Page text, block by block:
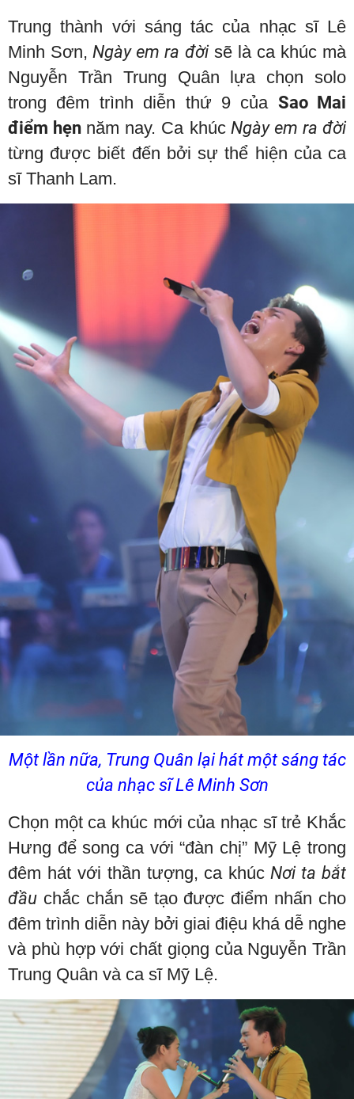
Trung thành với sáng tác của nhạc sĩ Lê
Minh Sơn, Ngày em ra đờisẽ là ca khúc mà
Nguyễn Trần Trung Quân lựa chọn solo
trong đêm trình diễn thứ 9 của Sao Mai
điểm hẹn năm nay. Ca khúcNgày em ra đời
từng được biết đến bởi sự thể hiện của ca
sĩ Thanh Lam.
Một lần nữa, Trung Quân lại hát một sáng tác
của nhạc sĩ Lê Minh Sơn
Chọn một ca khúc mới của nhạc sĩ trẻ Khắc
Hưng để song ca với “đàn chị” Mỹ Lệ trong
đêm hát với thần tượng, ca khúc Nơi ta bắt
đầu chắc chắn sẽ tạo được điểm nhấn cho
đêm trình diễn này bởi giai điệu khá dễ nghe
và phù hợp với chất giọng của Nguyễn Trần
Trung Quân và ca sĩ Mỹ Lệ.